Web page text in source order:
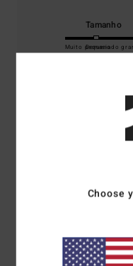
Tamanho
Muito pequeno
Demasiado
Client anonyme vérifié
Relação qualidade/preço
Choose